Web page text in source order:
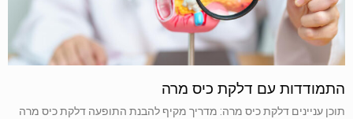
התמודדות עם דלקת כיס מרה
תוכן עניינים דלקת כיס מרה: מדריך מקיף להבנת התופעה דלקת כיס מרה